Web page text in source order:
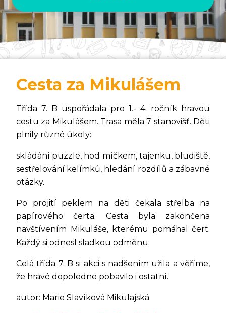
Cesta za Mikulášem
Třída 7. B uspořádala pro 1.- 4. ročník hravou
cestu za Mikulášem. Trasa měla 7 stanovišť. Děti
plnily různé úkoly:
skládání puzzle, hod míčkem, tajenku, bludiště,
sestřelování kelímků, hledání rozdílů a zábavné
otázky.
Po projití peklem na děti čekala střelba na
papírového čerta. Cesta byla zakončena
navštívením Mikuláše, kterému pomáhal čert.
Každý si odnesl sladkou odměnu.
Celá třída 7. B si akci s nadšením užila a věříme,
že hravé dopoledne pobavilo i ostatní.
autor: Marie Slavíková Mikulajská